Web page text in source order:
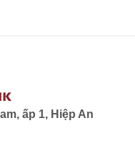
ấp 1, Hiệp An